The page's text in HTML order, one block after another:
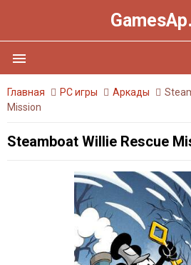
menu
Главная PC игры Аркады
Mission
Steamboat Willie Rescue